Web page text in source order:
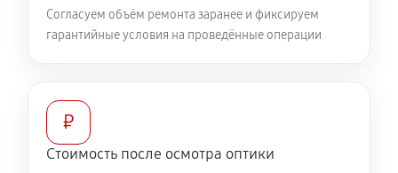
Разблокировка заклинивания
500 руб 60 минут
Замена светофильтра объектива Canon EF 15mm
Согласуем объём ремонта заранее и фиксируем
гарантийные условия на проведённые операции
₽
Стоимость после осмотра оптики